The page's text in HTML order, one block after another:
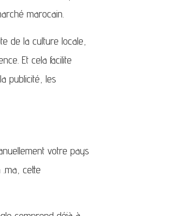
marocain.
de la culture locale,
Et cela facilite
publicité, les
votre pays
cette